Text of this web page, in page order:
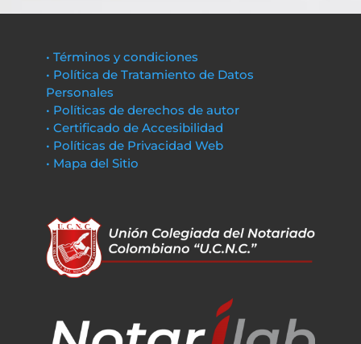
• Términos y condiciones
• Política de Tratamiento de Datos
Personales
• Políticas de derechos de autor
• Certificado de Accesibilidad
• Políticas de Privacidad Web
• Mapa del Sitio